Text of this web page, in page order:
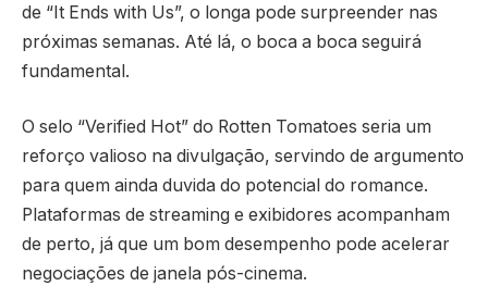
de “It Ends with Us”, o longa pode surpreender nas
próximas semanas. Até lá, o boca a boca seguirá
fundamental.
O selo “Verified Hot” do Rotten Tomatoes seria um
reforço valioso na divulgação, servindo de argumento
para quem ainda duvida do potencial do romance.
Plataformas de streaming e exibidores acompanham
de perto, já que um bom desempenho pode acelerar
negociações de janela pós-cinema.